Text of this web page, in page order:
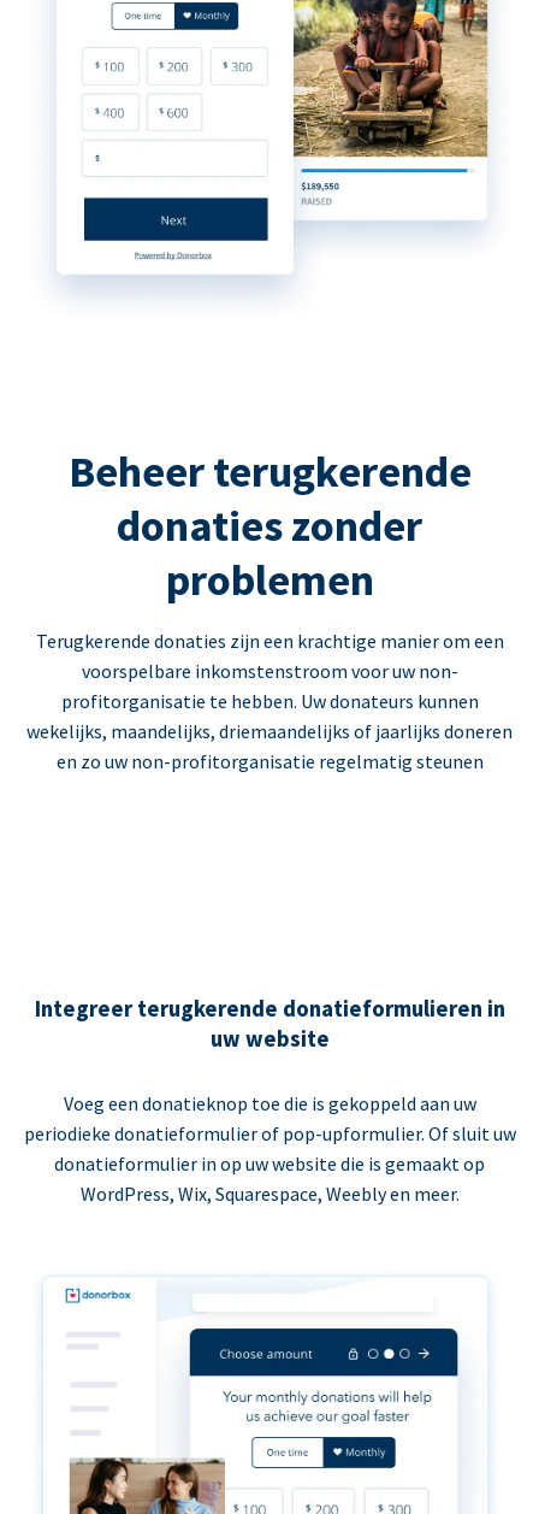
Beheer terugkerende
donaties zonder
problemen
Terugkerende donaties zijn een krachtige manier om een
voorspelbare inkomstenstroom voor uw non-
profitorganisatie te hebben. Uw donateurs kunnen
wekelijks, maandelijks, driemaandelijks of jaarlijks doneren
en zo uw non-profitorganisatie regelmatig steunen
Integreer terugkerende donatieformulieren in
uw website
Voeg een donatieknop toe die is gekoppeld aan uw
periodieke donatieformulier of pop-upformulier. Of sluit uw
donatieformulier in op uw website die is gemaakt op
WordPress, Wix, Squarespace, Weebly en meer.